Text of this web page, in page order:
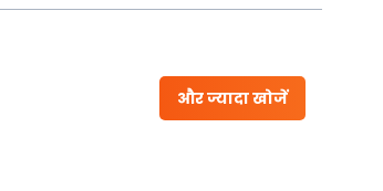
और ज्यादा खोजें